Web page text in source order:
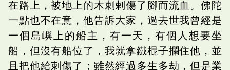
在路上，被地上的木刺剌傷了腳而流血。佛陀
一點也不在意，他告訴大家，過去世我曾經是
一個島嶼上的船主，有一天，有個人想要坐
船，但沒有船位了，我就拿鐵棍子攔住他，並
且把他給刺傷了；雖然經過多生多劫，但是業